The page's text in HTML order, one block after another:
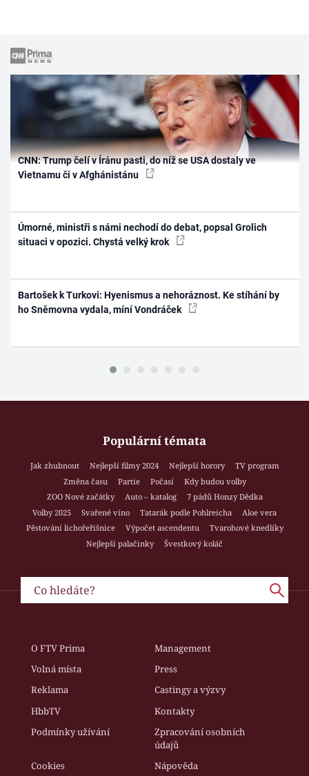
CNN: Trump čelí v Íránu pasti, do níž se USA dostaly ve
Vietnamu či v Afghánistánu
Úmorné, ministři s námi nechodí do debat, popsal Grolich
situaci v opozici. Chystá velký krok
Bartošek k Turkovi: Hyenismus a nehoráznost. Ke stíhání by
ho Sněmovna vydala, míní Vondráček
Populární témata
Jak zhubnout Nejlepší filmy 2024 Nejlepší horory
TV program
Změna času
Partie Počasí
Kdy budou volby
ZOO Nové začátky
Auto – katalog
7 pádů Honzy Dědka
Volby 2025
Svařené víno Tatarák podle Pohlreicha
Aloe vera
Pěstování lichořeřišnice
Výpočet ascendentu
Tvarohové knedlíky
Nejlepší palačinky
Švestkový koláč
O FTV Prima
Management
Volná místa
Press
Reklama
Castingy a výzvy
HbbTV
Kontakty
Podmínky užívání
Zpracování osobních
údajů
Cookies
Nápověda